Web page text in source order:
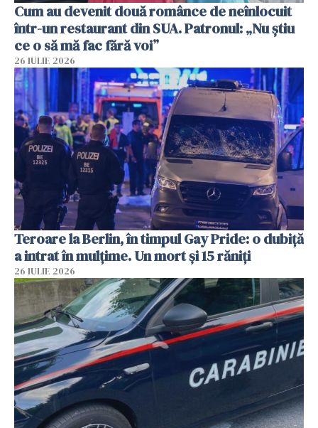
Cum au devenit două românce de neînlocuit
într-un restaurant din SUA. Patronul: „Nu știu
ce o să mă fac fără voi”
26 IULIE 2026
Teroare la Berlin, în timpul Gay Pride: o dubiță
a intrat în mulțime. Un mort și 15 răniți
26 IULIE 2026